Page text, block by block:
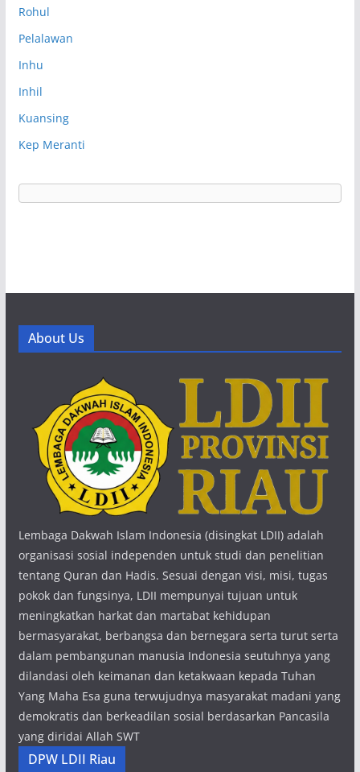
Rohul
Pelalawan
Inhu
Inhil
Kuansing
Kep Meranti
About Us
Lembaga Dakwah Islam Indonesia (disingkat LDII) adalah
organisasi sosial independen untuk studi dan penelitian
tentang Quran dan Hadis. Sesuai dengan visi, misi, tugas
pokok dan fungsinya, LDII mempunyai tujuan untuk
meningkatkan harkat dan martabat kehidupan
bermasyarakat, berbangsa dan bernegara serta turut serta
dalam pembangunan manusia Indonesia seutuhnya yang
dilandasi oleh keimanan dan ketakwaan kepada Tuhan
Yang Maha Esa guna terwujudnya masyarakat madani yang
demokratis dan berkeadilan sosial berdasarkan Pancasila
yang diridai Allah SWT
DPW LDII Riau